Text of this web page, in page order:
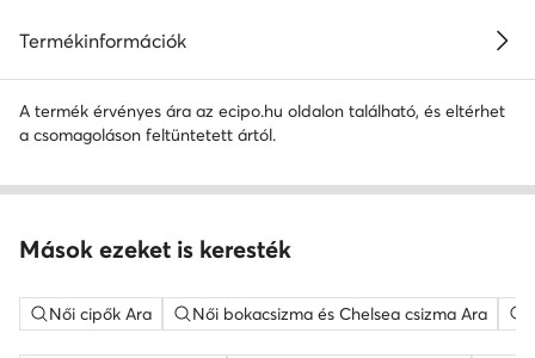
Termékinformációk
A termék érvényes ára az ecipo.hu oldalon található, és eltérhet
a csomagoláson feltüntetett ártól.
Mások ezeket is keresték
Női cipők Ara Női bokacsizma és Chelsea csizma Ara